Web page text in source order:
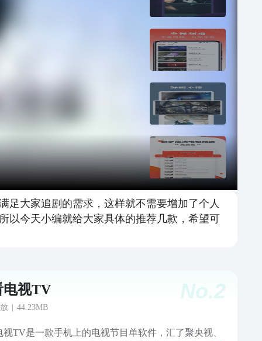
足大家追剧的需求，这样就不需要增加了个人
以今天小编就给大家具体的推荐几款，希望可
No.2
电视TV
44.23MB
视TV是一款手机上的电视节目单软件，汇了聚央视、